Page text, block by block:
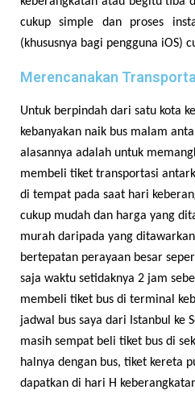
cukup simple dan proses
(khususnya bagi pengguna iOS)
Merencanakan
Untuk berpindah dari satu kota
kebanyakan naik bus malam
alasannya adalah untuk
membeli tiket transportasi
di tempat pada saat hari
cukup mudah dan harga yang
murah daripada yang
bertepatan perayaan besar
saja waktu setidaknya 2 jam
membeli tiket bus di terminal
jadwal bus saya dari Istanbul ke
masih sempat beli tiket bus di
halnya dengan bus, tiket kereta
dapatkan di hari H